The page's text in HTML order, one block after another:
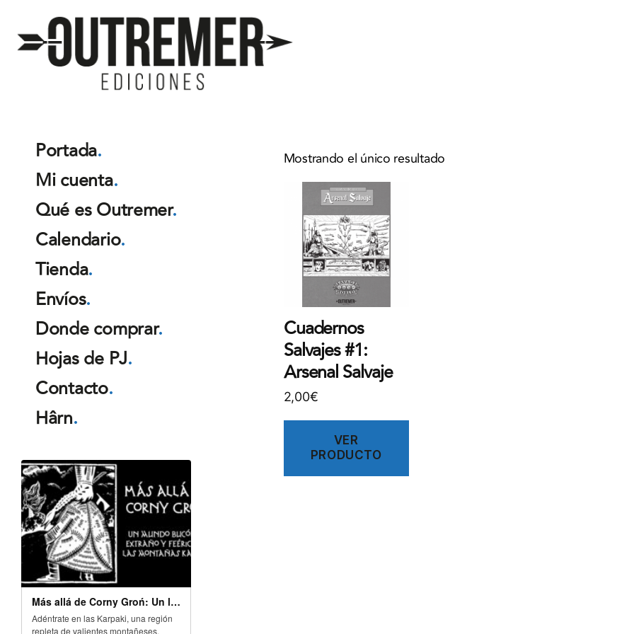
Portada.
Mi cuenta.
Qué es Outremer.
Calendario.
Tienda.
Envíos.
Donde comprar.
Hojas de PJ.
Contacto.
Hârn.
Mostrando el único resultado
Cuadernos
Salvajes #1:
Arsenal Salvaje
2,00€
VER
PRODUCTO